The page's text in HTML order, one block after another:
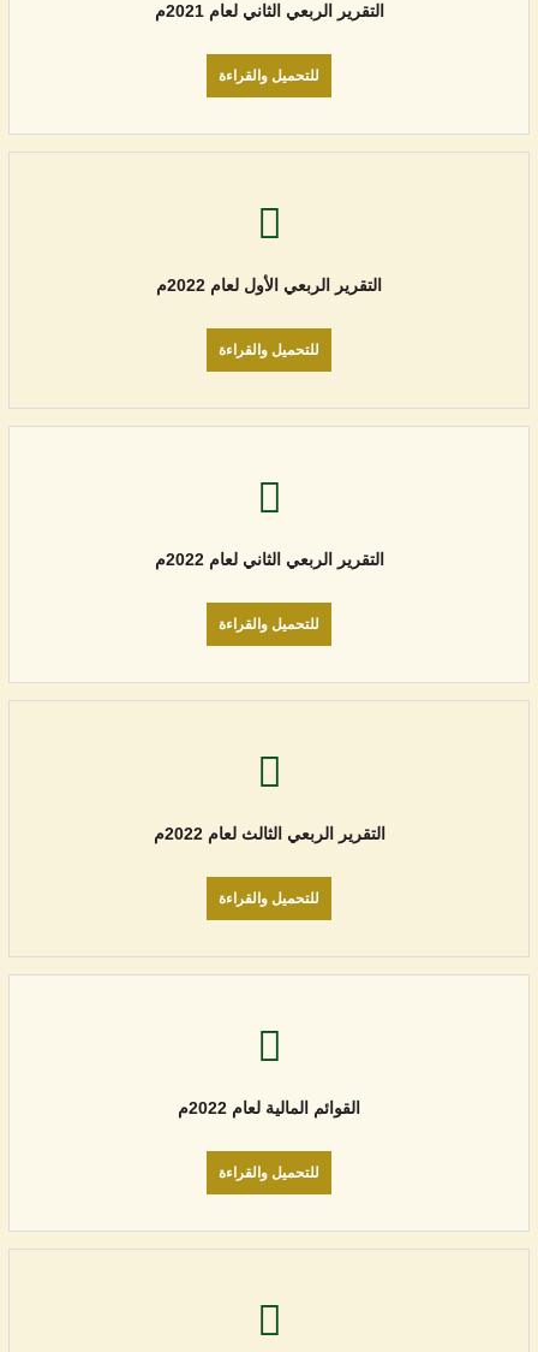
التقرير الربعي الثاني لعام 2021م
للتحميل والقراءة
التقرير الربعي الأول لعام 2022م
للتحميل والقراءة
التقرير الربعي الثاني لعام 2022م
للتحميل والقراءة
التقرير الربعي الثالث لعام 2022م
للتحميل والقراءة
القوائم المالية لعام 2022م
للتحميل والقراءة